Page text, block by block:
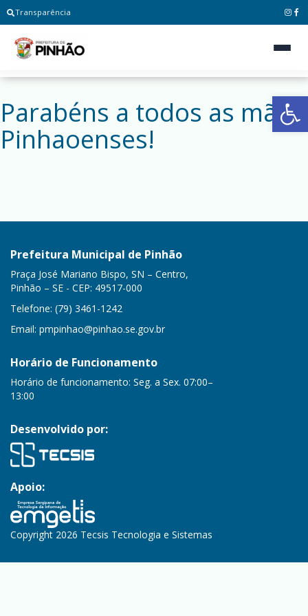
Transparência
Parabéns a todos as mães
Pinhaoenses!
Prefeitura Municipal de Pinhão
Praça José Mariano Bispo, SN – Centro,
Pinhão – SE - CEP: 49517-000
Telefone: (79) 3461-1242
Email: pmpinhao@pinhao.se.gov.br
Horário de Funcionamento
Horário de funcionamento: Seg. a Sex. 07:00–
13:00
Desenvolvido por:
Apoio:
Copyright 2026 Tecsis Tecnologia e Sistemas